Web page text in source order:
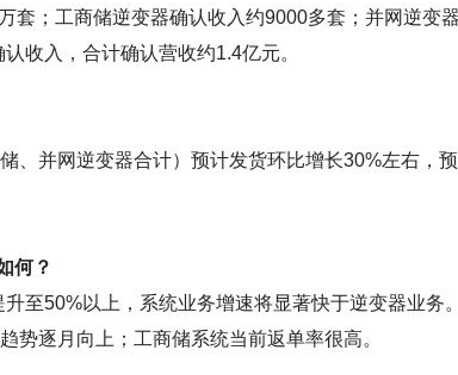
套；工商储逆变器确认收入约9000多套；并网逆变
收入，合计确认营收约1.4亿元。
、并网逆变器合计）预计发货环比增长30%左右，
何？
至50%以上，系统业务增速将显著快于逆变器业务
势逐月向上；工商储系统当前返单率很高。